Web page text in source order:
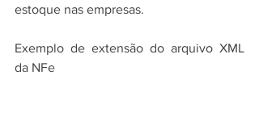
estoque nas empresas.
Exemplo de extensão do arquivo XML
da NFe